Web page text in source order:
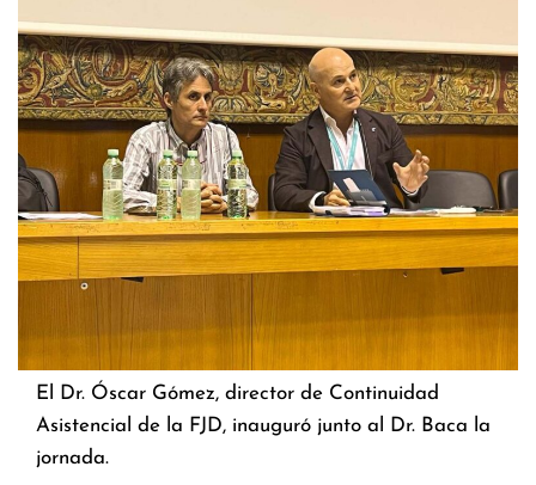
El Dr. Óscar Gómez, director de Continuidad
Asistencial de la FJD, inauguró junto al Dr. Baca la
jornada.